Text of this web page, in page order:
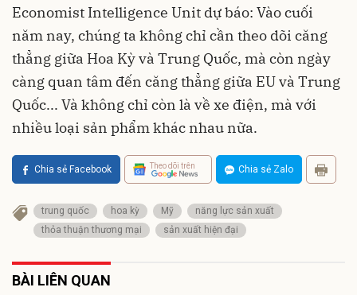
Economist Intelligence Unit dự báo: Vào cuối
năm nay, chúng ta không chỉ cần theo dõi căng
thẳng giữa Hoa Kỳ và Trung Quốc, mà còn ngày
càng quan tâm đến căng thẳng giữa EU và Trung
Quốc... Và không chỉ còn là về xe điện, mà với
nhiều loại sản phẩm khác nhau nữa.
Chia sẻ Facebook Theo dõi trên Chia sẻ Zalo
trung quốc hoa kỳ Mỹ
năng lực sản xuất
thỏa thuận thương mại
sản xuất hiện đại
BÀI LIÊN QUAN